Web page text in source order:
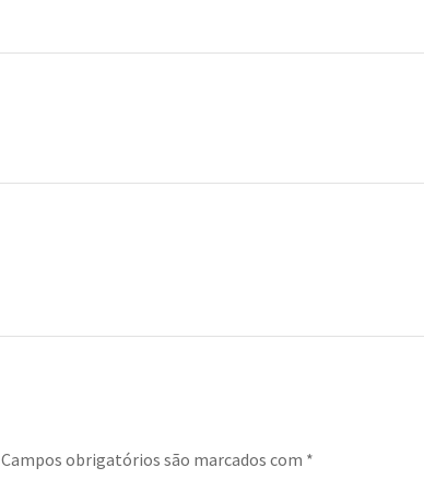
Campos obrigatórios são marcados com *